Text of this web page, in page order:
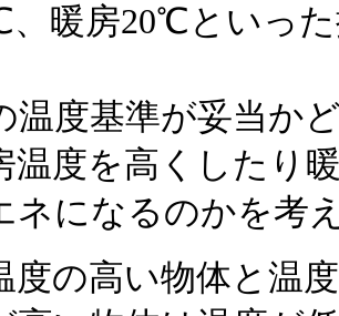
、暖房20℃といっ
温度基準が妥当か
温度を高くしたり
ネになるのかを考
の高い物体と温